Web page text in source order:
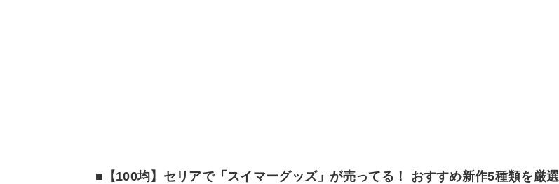
■【100均】セリアで「スイマーグッズ」が売ってる！ おすすめ新作5種類を厳選